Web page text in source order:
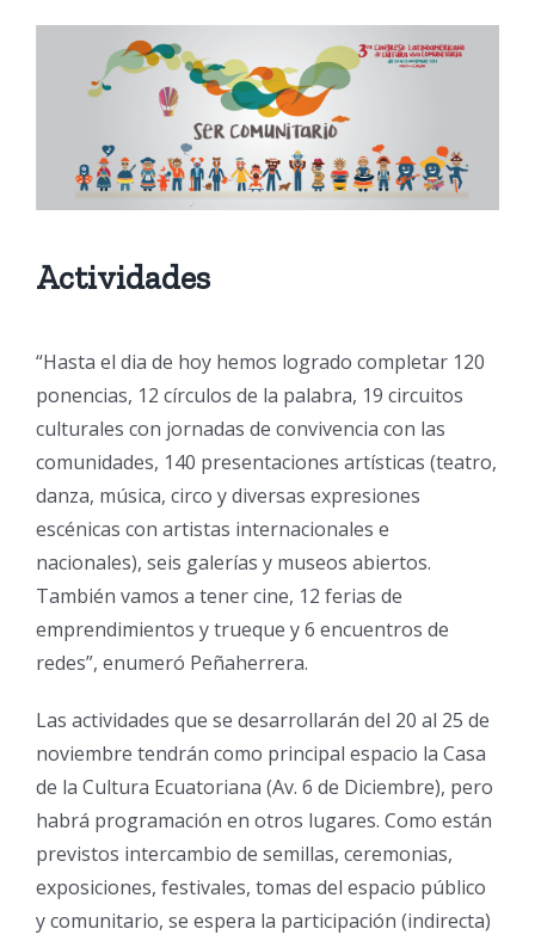
Actividades
“Hasta el dia de hoy hemos logrado completar 120
ponencias, 12 círculos de la palabra, 19 circuitos
culturales con jornadas de convivencia con las
comunidades, 140 presentaciones artísticas (teatro,
danza, música, circo y diversas expresiones
escénicas con artistas internacionales e
nacionales), seis galerías y museos abiertos.
También vamos a tener cine, 12 ferias de
emprendimientos y trueque y 6 encuentros de
redes”, enumeró Peñaherrera.
Las actividades que se desarrollarán del 20 al 25 de
noviembre tendrán como principal espacio la Casa
de la Cultura Ecuatoriana (Av. 6 de Diciembre), pero
habrá programación en otros lugares. Como están
previstos intercambio de semillas, ceremonias,
exposiciones, festivales, tomas del espacio público
y comunitario, se espera la participación (indirecta)